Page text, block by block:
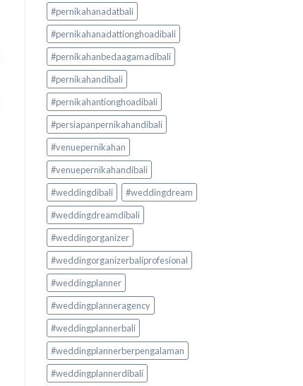
#pernikahanadatbali
#pernikahanadattionghoadibali
#pernikahanbedaagamadibali
#pernikahandibali
#pernikahantionghoadibali
#persiapanpernikahandibali
#venuepernikahan
#venuepernikahandibali
#weddingdibali
#weddingdream
#weddingdreamdibali
#weddingorganizer
#weddingorganizerbaliprofesional
#weddingplanner
#weddingplanneragency
#weddingplannerbali
#weddingplannerberpengalaman
#weddingplannerdibali